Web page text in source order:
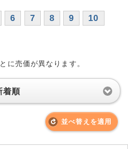
6 7 8 9 10
に売価が異なります。
着順
並べ替えを適用